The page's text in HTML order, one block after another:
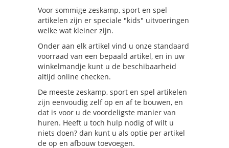
Voor sommige zeskamp, sport en spel
artikelen zijn er speciale "kids" uitvoeringen
welke wat kleiner zijn.
Onder aan elk artikel vind u onze standaard
voorraad van een bepaald artikel, en in uw
winkelmandje kunt u de beschibaarheid
altijd online checken.
De meeste zeskamp, sport en spel artikelen
zijn eenvoudig zelf op en af te bouwen, en
dat is voor u de voordeligste manier van
huren. Heeft u toch hulp nodig of wilt u
niets doen? dan kunt u als optie per artikel
de op en afbouw toevoegen.